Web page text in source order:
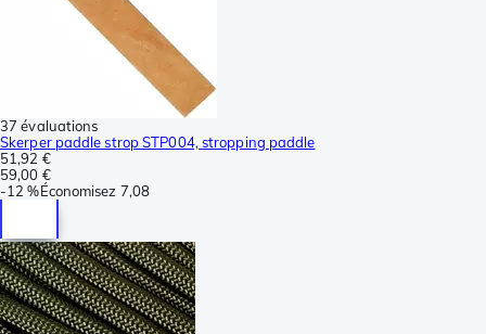
37 évaluations
Skerper paddle strop STP004, stropping paddle
51,92 €
59,00 €
-12 %Économisez 7,08